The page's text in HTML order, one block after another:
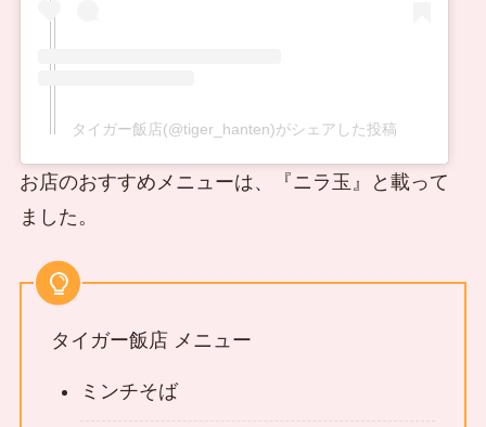
タイガー飯店(@tiger_hanten)がシェアした投稿
お店のおすすめメニューは、『ニラ玉』と載って
ました。
タイガー飯店 メニュー
ミンチそば